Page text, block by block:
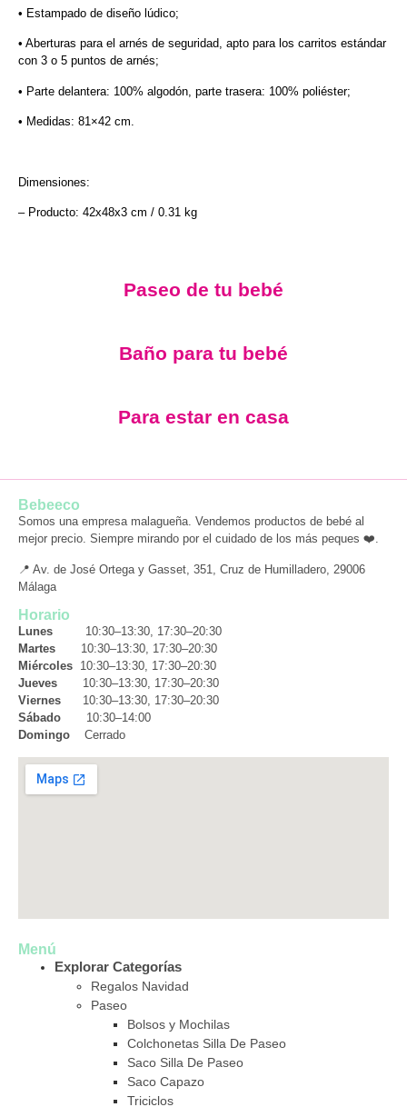
• Estampado de diseño lúdico;
• Aberturas para el arnés de seguridad, apto para los carritos estándar
con 3 o 5 puntos de arnés;
• Parte delantera: 100% algodón, parte trasera: 100% poliéster;
• Medidas: 81×42 cm.
Dimensiones:
– Producto: 42х48х3 cm / 0.31 kg
Paseo de tu bebé
Baño para tu bebé
Para estar en casa
Bebeeco
Somos una empresa malagueña. Vendemos productos de bebé al
mejor precio. Siempre mirando por el cuidado de los más peques ❤️.
📍 Av. de José Ortega y Gasset, 351, Cruz de Humilladero, 29006
Málaga
Horario
Lunes 10:30–13:30, 17:30–20:30
Martes 10:30–13:30, 17:30–20:30
Miércoles 10:30–13:30, 17:30–20:30
Jueves 10:30–13:30, 17:30–20:30
Viernes 10:30–13:30, 17:30–20:30
Sábado
10:30–14:00
Domingo
Cerrado
Menú
Explorar Categorías
Regalos Navidad
Paseo
Bolsos y Mochilas
Colchonetas Silla De Paseo
Saco Silla De Paseo
Saco Capazo
Triciclos